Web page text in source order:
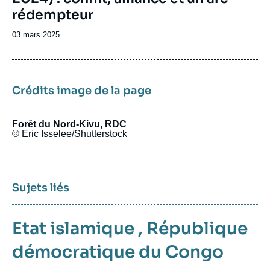
rédempteur
Date
publication
03 mars 2025
Crédits image de la page
Forêt du Nord-Kivu, RDC
© Eric Isselee/Shutterstock
Sujets liés
Etat islamique , République
démocratique du Congo